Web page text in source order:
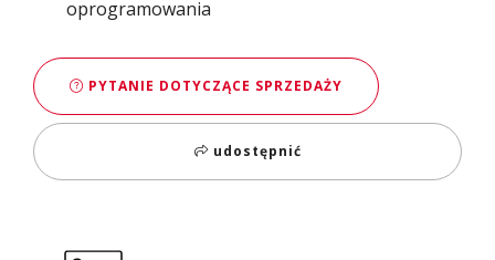
oprogramowania
PYTANIE DOTYCZĄCE SPRZEDAŻY
udostępnić